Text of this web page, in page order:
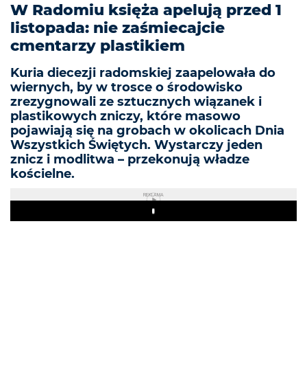
W Radomiu księża apelują przed 1
listopada: nie zaśmiecajcie
cmentarzy plastikiem
Kuria diecezji radomskiej zaapelowała do
wiernych, by w trosce o środowisko
zrezygnowali ze sztucznych wiązanek i
plastikowych zniczy, które masowo
pojawiają się na grobach w okolicach Dnia
Wszystkich Świętych. Wystarczy jeden
znicz i modlitwa – przekonują władze
kościelne.
REKLAMA
Play